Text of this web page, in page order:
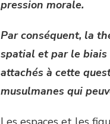
pression morale.
Par conséquent, la
spatial et par le
attachés à cette
musulmanes qui